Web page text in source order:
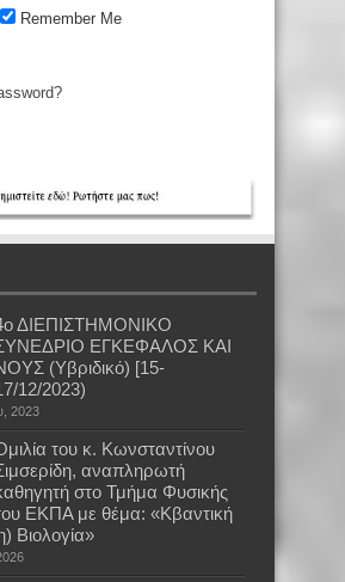
Remember Me
ΔΙΕΠΙΣΤΗΜΟΝΙΚΟ
ΕΓΚΕΦΑΛΟΣ ΚΑΙ
(Υβριδικό) [15-
12/2023)
2023
του κ. Κωνσταντίνου
αναπληρωτή
στο Τμήμα Φυσικής
ΕΚΠΑ με θέμα: «Κβαντική
Βιολογία»